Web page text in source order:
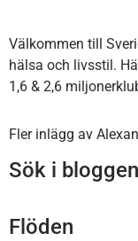
Välkommen till
hälsa och livsstil.
1,6 & 2,6
Fler inlägg av
Sök i bloggen
Flöden